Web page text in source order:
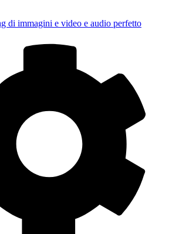
di immagini e video e audio perfetto